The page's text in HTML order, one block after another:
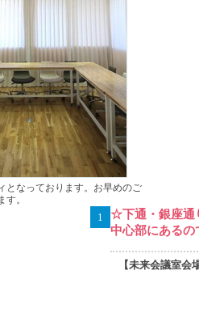
となっております。お早めのご
。
☆下通・銀座通
中心部にある
【未来会議室会
1